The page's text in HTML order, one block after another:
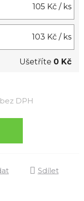
105 Kč / ks
103 Kč / ks
Ušetříte 0 Kč
DPH
Sdílet